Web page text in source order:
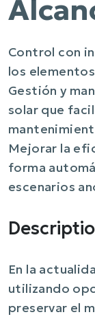
Control con
los
Gestión y
solar que
Mejorar la
forma
escenarios
En la
utilizando
preservar el